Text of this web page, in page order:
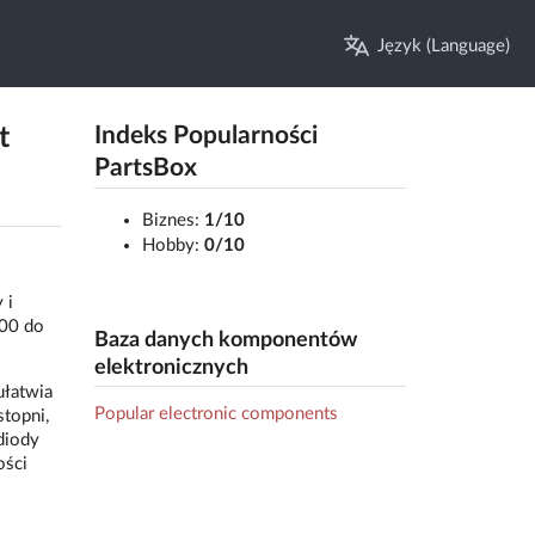
Język (Language)
i
do
Indeks Popularności
PartsBox
Biznes: 1/10
Hobby: 0/10
Baza danych komponentów
elektronicznych
Popular electronic components